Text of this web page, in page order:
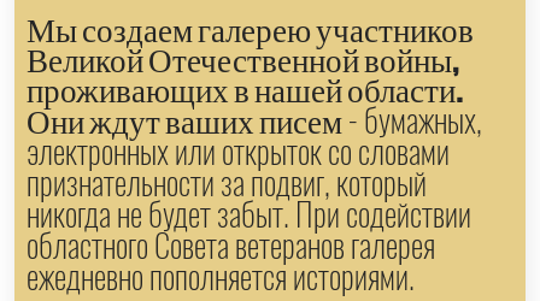
Мы создаем галерею участников
Великой Отечественной войны,
проживающих в нашей области.
Они ждут ваших писем- бумажных,
электронных или открыток со словами
признательности за подвиг, который
никогда не будет забыт. При содействии
областного Совета ветеранов галерея
ежедневно пополняется историями.